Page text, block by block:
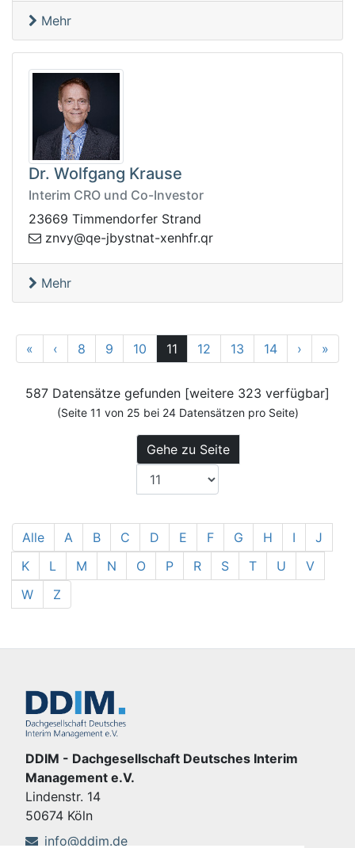
Mehr
Dr. Wolfgang Krause
Interim CRO und Co-Investor
23669 Timmendorfer Strand
rq.rfhnex-tantsybj-eq@yvn
z
Mehr
« ‹ Zurück
8 9 10 11 12 13 14 › »
587 Datensätze gefunden [weitere 323 verfügbar]
(Seite 11 von 25 bei 24 Datensätzen pro Seite)
Gehe zu Seite
Alle A B C D E F G H I
J
K
L M N O P R S T U
V
W
Z
DDIM - Dachgesellschaft Deutsches Interim
Management e.V.
Lindenstr. 14
50674 Köln
info@ddim.de